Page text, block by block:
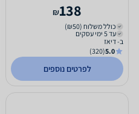
138
₪
כולל משלוח (₪50)
עד 5 ימי עסקים
ב- דיאז
5.0
(320)
לפרטים נוספים